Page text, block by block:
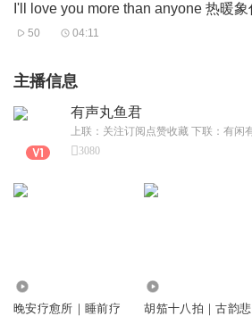
50 04:11
主播信息
有声丸鱼君
3080
晚安疗愈所｜睡前疗
胡笳十八拍｜古韵悲